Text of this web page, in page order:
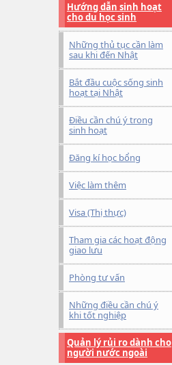
Hướng dẫn sinh hoạt
cho du học sinh
Những thủ tục cần làm
sau khi đến Nhật
Bắt đầu cuộc sống sinh
hoạt tại Nhật
Điều cần chú ý trong
sinh hoạt
Đăng kí học bổng
Việc làm thêm
Visa (Thị thực)
Tham gia các hoạt động
giao lưu
Phòng tư vấn
Những điều cần chú ý
khi tốt nghiệp
Quản lý rủi ro dành cho
người nước ngoài